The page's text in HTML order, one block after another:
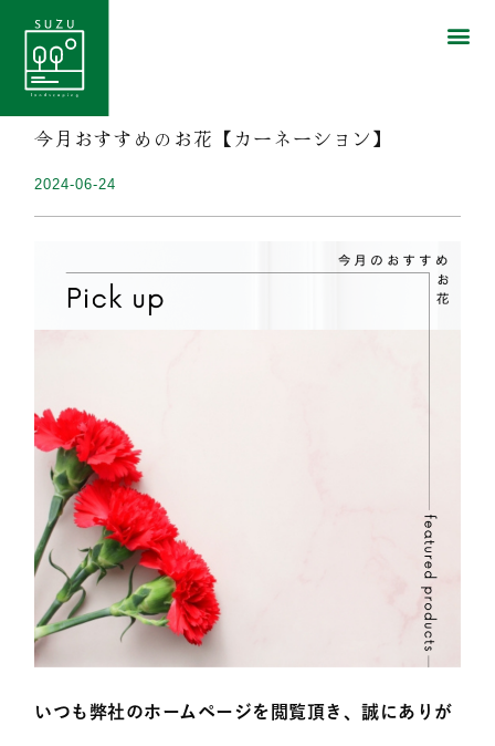
今月おすすめのお花【カーネーション】
2024-06-24
いつも弊社のホームページを閲覧頂き、誠にありが